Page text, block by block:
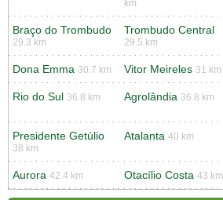
km
Braço do Trombudo
29.3 km
Trombudo Central
29.5 km
Dona Emma 30.7 km Vitor Meireles 31 km
Rio do Sul 36.8 km Agrolândia 36.8 km
Presidente Getúlio
38 km
Atalanta 40 km
Aurora 42.4 km Otacílio Costa 43 km